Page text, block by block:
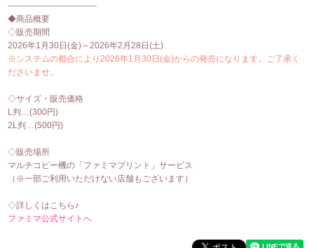
——————————–
◆商品概要
◇販売期間
2026年1 月30日(金)～2026年2月28日(土)
※システムの都合により2026年1月30日(金)からの発売になります。ご了承く
ださいませ。
◇サイズ・販売価格
L判…(300円)
2L判…(500円)
◇販売場所
マルチコピー機の「ファミマプリント」サービス
（※一部ご利用いただけない店舗もございます）
◇詳しくはこちら♪
ファミマ公式サイトへ